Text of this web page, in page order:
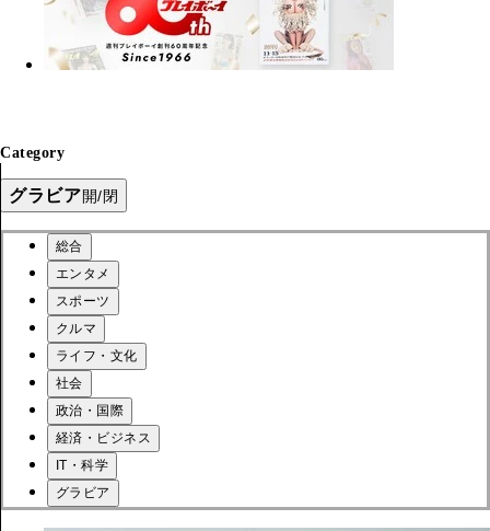
Category
グラビア開/閉
総合
エンタメ
スポーツ
クルマ
ライフ・文化
社会
政治・国際
経済・ビジネス
IT・科学
グラビア